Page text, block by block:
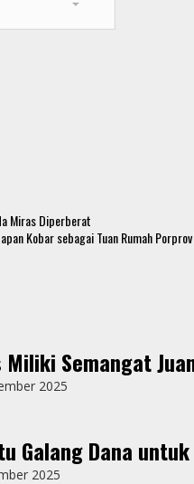
Miras Diperberat
Kobar sebagai Tuan Rumah
Semangat
2025
Galang Dana
2025